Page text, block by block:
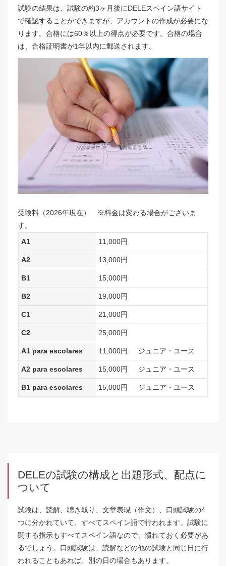
試験の結果は、試験の約3ヶ月後にDELEスペイン語サイト
で確認することができますが、アカウントの作成が必要にな
ります。合格には60％以上の得点が必要です。合格の場合
は、合格証明書が1年以内に郵送されます。
受験料 （2026年現在）
※料金は変わる場合がございま
す。
A1
11,000円
A2 13,000円
B1 15,000円
B2 19,000円
C1 21,000円
C2 25,000円
A1 para escolares 11,000円 ジュニア・ユース
A2 para escolares 15,000円 ジュニア・ユース
B1 para escolares 15,000円 ジュニア・ユース
DELEの試験の構成と出題形式、配点に
ついて
試験は、読解、聴き取り、文章表現（作文）、口頭試験の4
つに分かれていて、すべてスペイン語で行われます。試験に
関する指示もすべてスペイン語なので、慣れておく必要があ
るでしょう。口頭試験は、読解などの他の試験と同じ日に行
われることもあれば、別の日の場合もあります。